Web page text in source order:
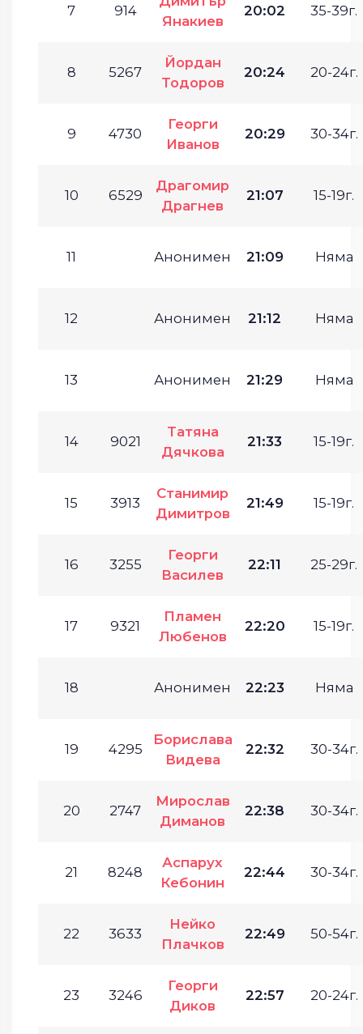
7 914
Янакиев
20:02 35-39г.
8 5267
Йордан
Тодоров
20:24 20-24г.
9 4730
Георги
Иванов
20:29 30-34г.
10 6529
Драгомир
Драгнев
21:07 15-19г.
11 Анонимен 21:09 Няма
12 Анонимен 21:12 Няма
13 Анонимен 21:29 Няма
14 9021
Татяна
Дячкова
21:33 15-19г.
15 3913
Станимир
Димитров
21:49 15-19г.
16 3255
Георги
Василев
22:11 25-29г.
17 9321
Пламен
Любенов
22:20 15-19г.
18 Анонимен 22:23 Няма
19 4295
Борислава
Видева
22:32 30-34г.
20 2747
Мирослав
Диманов
22:38 30-34г.
21 8248
Аспарух
Кебонин
22:44 30-34г.
22 3633
Нейко
Плачков
22:49 50-54г.
23 3246
Георги
Диков
22:57 20-24г.